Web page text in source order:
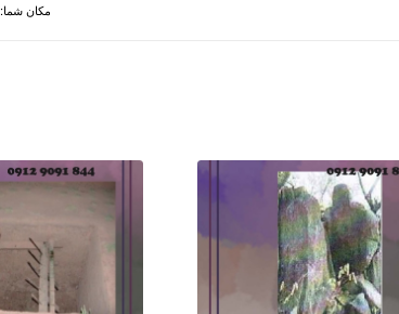
مکان شما: